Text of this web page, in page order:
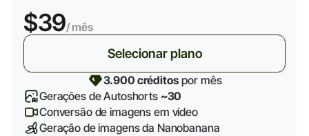
$39/ mês
Selecionar plano
3.900 créditospor mês
Gerações de Autoshorts ~30
Conversão de imagens em vídeo
Geração de imagens da Nanobanana